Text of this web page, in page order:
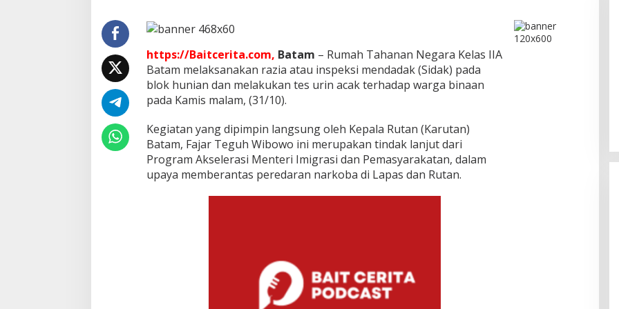
a
n
https://Baitcerita.com, Batam – Rumah Tahanan Negara Kelas IIA
Batam melaksanakan razia atau inspeksi mendadak (Sidak) pada
blok hunian dan melakukan tes urin acak terhadap warga binaan
pada Kamis malam, (31/10).
Kegiatan yang dipimpin langsung oleh Kepala Rutan (Karutan)
Batam, Fajar Teguh Wibowo ini merupakan tindak lanjut dari
Program Akselerasi Menteri Imigrasi dan Pemasyarakatan, dalam
upaya memberantas peredaran narkoba di Lapas dan Rutan.
Bukan Unsur Pidana, Kasus Anak
Dibawa Tanpa Izin di Lubuk Baja